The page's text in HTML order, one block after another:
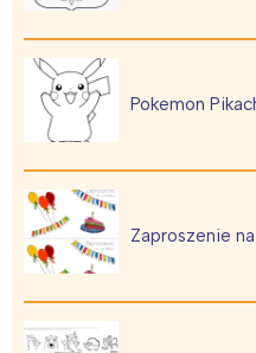
Pokemon
Zaproszenie